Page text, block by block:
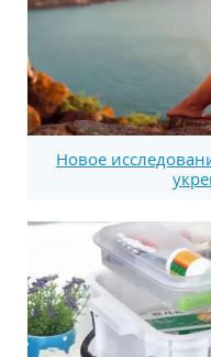
Новое